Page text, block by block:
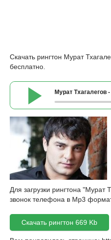
Скачать рингтон Мурат
бесплатно.
Мурат Тхагалегов
Для загрузки рингтона "Мурат
звонок телефона в Mp3
Скачать рингтон 669 Kb